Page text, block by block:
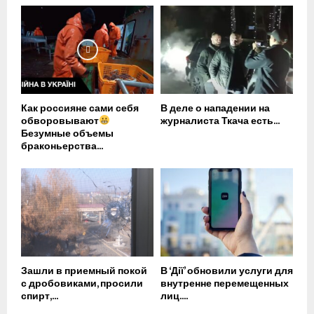
Как россияне сами себя
обворовывают
Безумные объемы
браконьерства...
В деле о нападении на
журналиста Ткача есть...
Зашли в приемный покой
с дробовиками, просили
спирт,...
В ‘Дії’ обновили услуги для
внутренне перемещенных
лиц....